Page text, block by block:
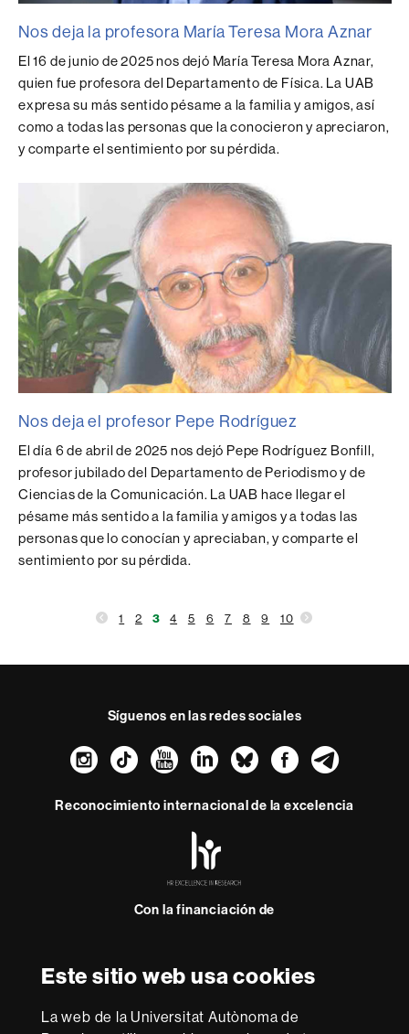
Este sitio web usa cookies
La web de la Universitat Autònoma de
Nos deja la profesora María Teresa Mora Aznar
El 16 de junio de 2025 nos dejó María Teresa Mora Aznar,
quien fue profesora del Departamento de Física. La UAB
expresa su más sentido pésame a la familia y amigos, así
como a todas las personas que la conocieron y apreciaron,
y comparte el sentimiento por su pérdida.
Nos deja el profesor Pepe Rodríguez
El día 6 de abril de 2025 nos dejó Pepe Rodríguez Bonfill,
profesor jubilado del Departamento de Periodismo y de
Ciencias de la Comunicación. La UAB hace llegar el
pésame más sentido a la familia y amigos y a todas las
personas que lo conocían y apreciaban, y comparte el
sentimiento por su pérdida.
1 2 3 4 5 6 7 8 9 10
Síguenos en las redes sociales
Instagram
TikTokYouTube
LinkedIn
Bluesky
Reconocimiento internacional de la excelencia
-
Con la financiación de
Sobre
esta